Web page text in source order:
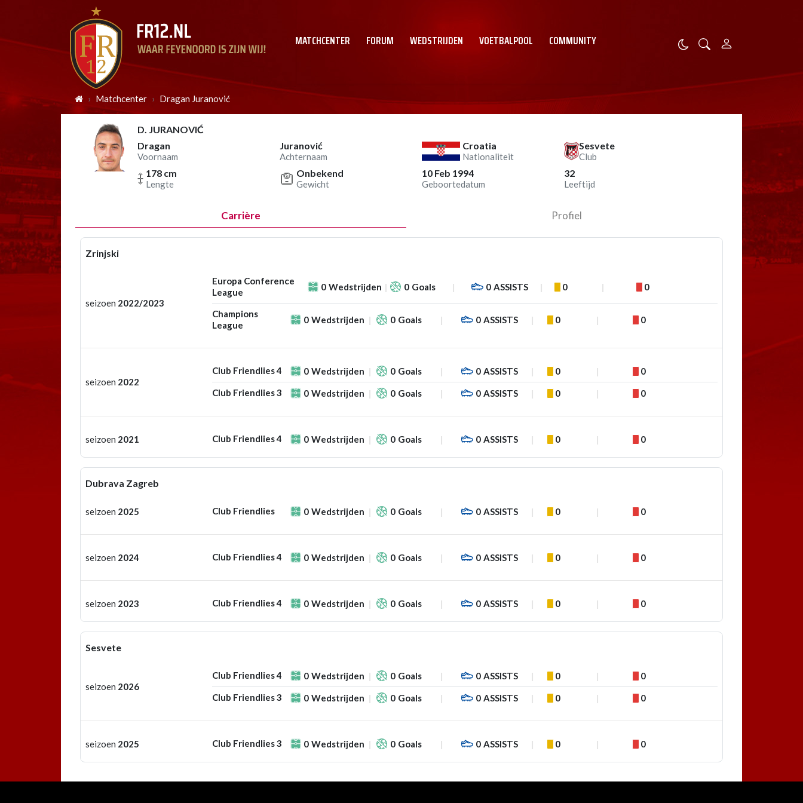
MATCHCENTER FORUM WEDSTRIJDEN VOETBALPOOL COMMUNITY
Matchcenter Dragan Juranović
D. JURANOVIĆ
Dragan
Voornaam
Juranović
Achternaam
Croatia
Nationaliteit
Sesvete
Club
178 cm
Lengte
Onbekend
Gewicht
10 Feb 1994
Geboortedatum
32
Leeftijd
Carrière Profiel
Zrinjski
seizoen 2022/2023
Europa Conference
League
0 Wedstrijden 0 Goals 0 ASSISTS 0 0
Champions
League
0 Wedstrijden 0 Goals 0 ASSISTS 0 0
seizoen 2022
Club Friendlies 4 0 Wedstrijden 0 Goals 0 ASSISTS 0 0
Club Friendlies 3 0 Wedstrijden 0 Goals 0 ASSISTS 0 0
seizoen 2021 Club Friendlies 4 0 Wedstrijden 0 Goals 0 ASSISTS 0 0
Dubrava Zagreb
seizoen 2025 Club Friendlies 0 Wedstrijden 0 Goals 0 ASSISTS 0 0
seizoen 2024 Club Friendlies 4 0 Wedstrijden 0 Goals 0 ASSISTS 0 0
seizoen 2023 Club Friendlies 4 0 Wedstrijden 0 Goals 0 ASSISTS 0 0
Sesvete
seizoen 2026
Club Friendlies 4 0 Wedstrijden 0 Goals 0 ASSISTS 0 0
Club Friendlies 3 0 Wedstrijden 0 Goals 0 ASSISTS 0 0
seizoen 2025 Club Friendlies 3 0 Wedstrijden 0 Goals 0 ASSISTS 0 0